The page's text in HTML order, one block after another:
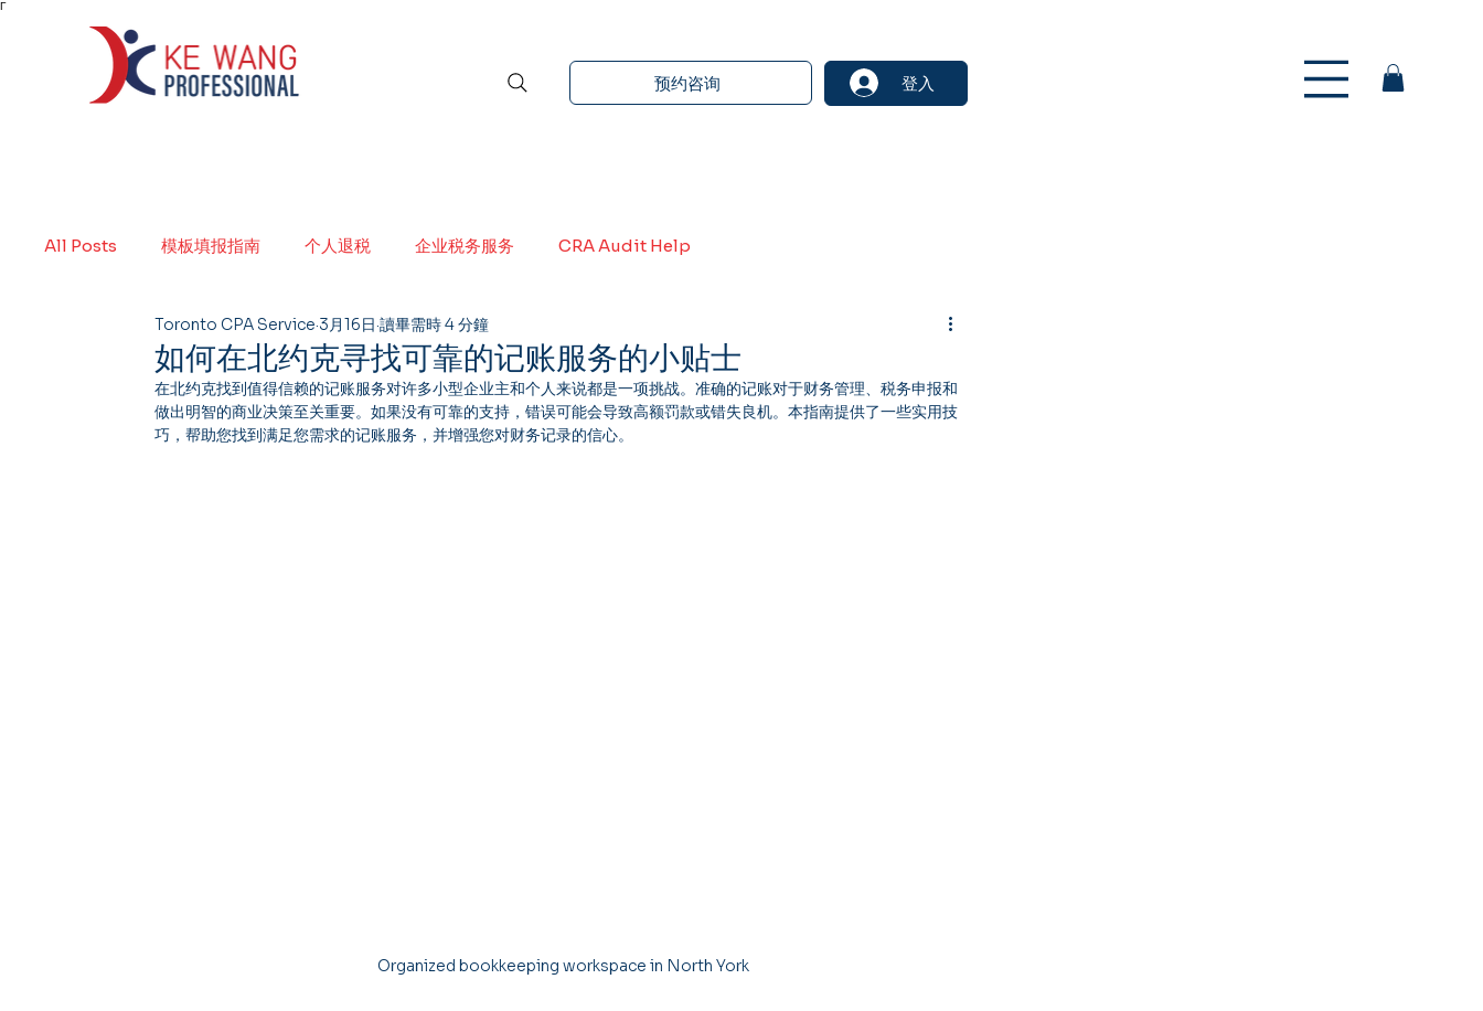
Γ
预约咨询 登入
All Posts 模板填报指南 个人退税 企业税务服务 CRA Audit Help
如何在北约克寻找可靠的记账服务的小贴士
Toronto CPA Service 3月16日讀畢需時 4 分鐘
在北约克找到值得信赖的记账服务对许多小型企业主和个人来说都是一项挑战。准确的记账对于财务管理、税务申报和
做出明智的商业决策至关重要。如果没有可靠的支持，错误可能会导致高额罚款或错失良机。本指南提供了一些实用技
巧，帮助您找到满足您需求的记账服务，并增强您对财务记录的信心。
Organized bookkeeping workspace in North York